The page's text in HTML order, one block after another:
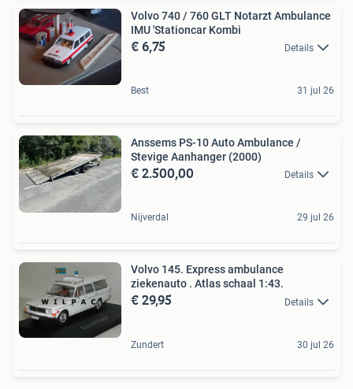
Volvo 740 / 760 GLT Notarzt Ambulance
IMU 'Stationcar Kombi
€ 6,75 Details
Best 31 jul 26
Anssems PS-10 Auto Ambulance /
Stevige Aanhanger (2000)
€ 2.500,00 Details
Nijverdal 29 jul 26
Volvo 145. Express ambulance
ziekenauto . Atlas schaal 1:43.
€ 29,95 Details
Zundert 30 jul 26